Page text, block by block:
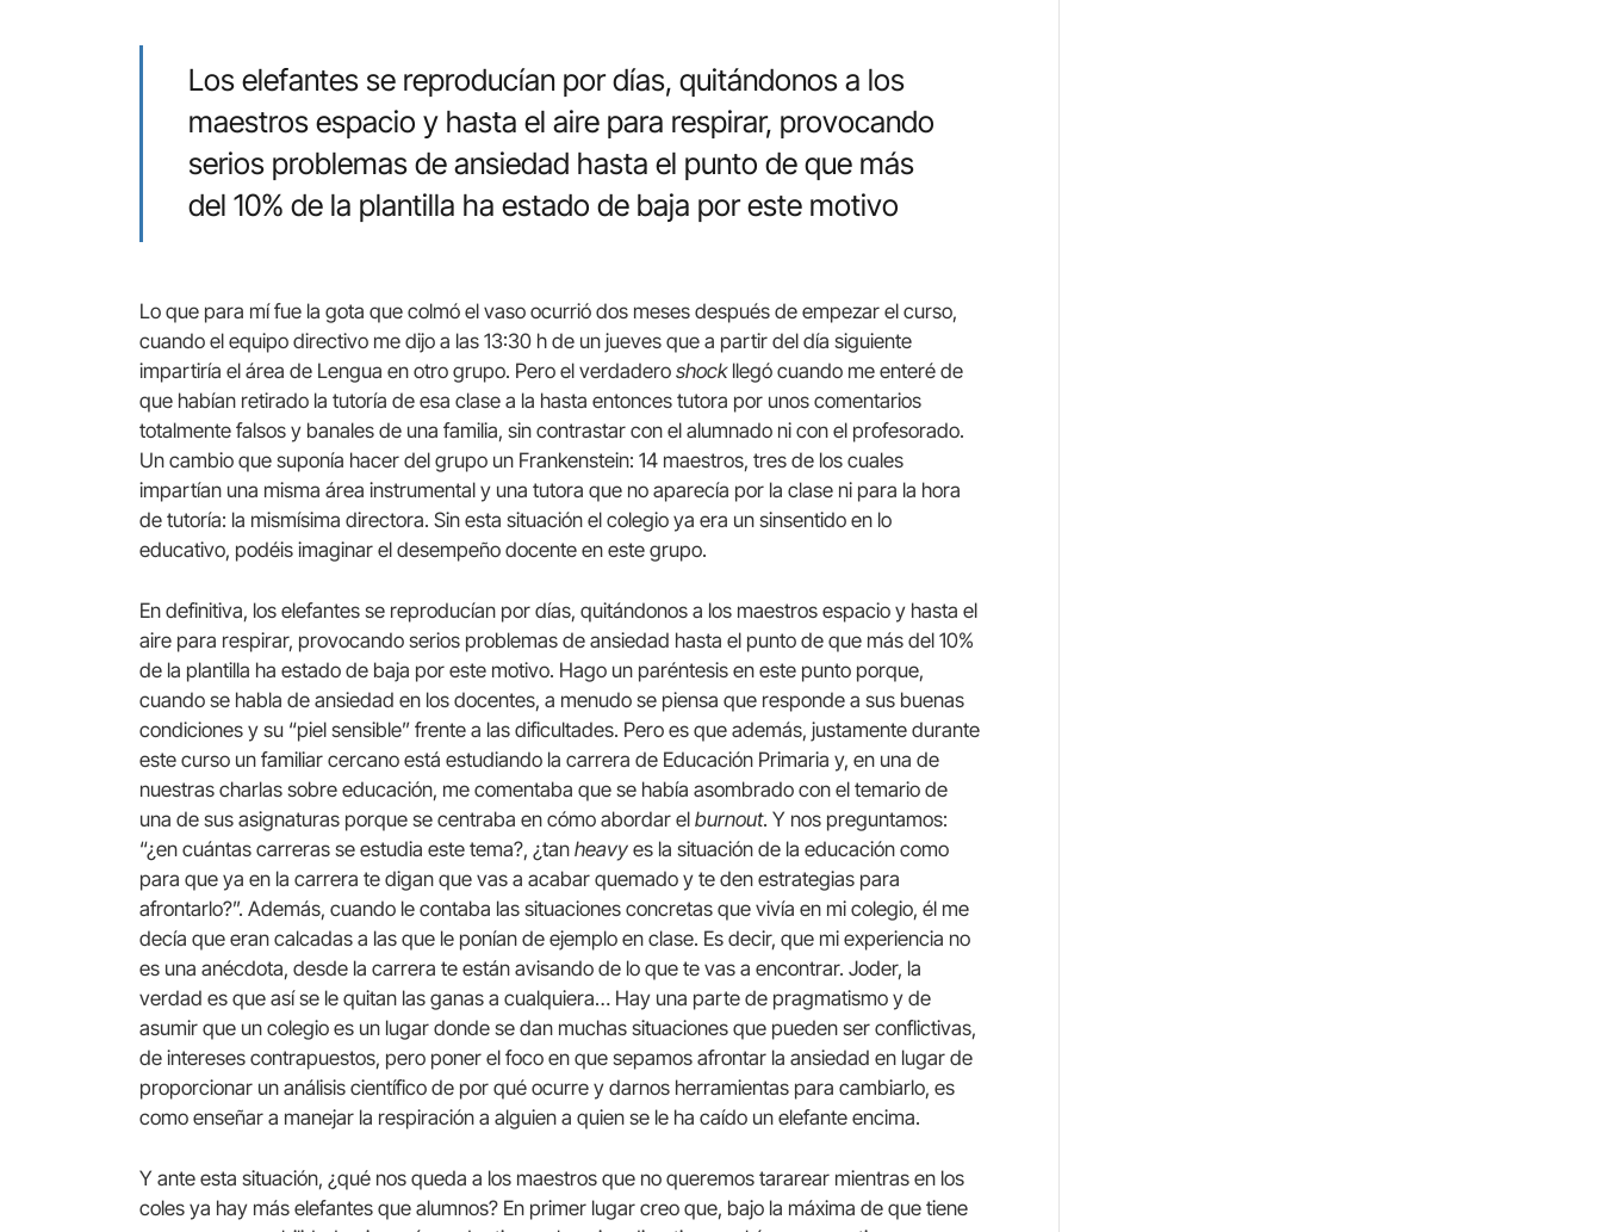
Los elefantes se reproducían por días, quitándonos a los
maestros espacio y hasta el aire para respirar, provocando
serios problemas de ansiedad hasta el punto de que más
del 10% de la plantilla ha estado de baja por este motivo
Lo que para mí fue la gota que colmó el vaso ocurrió dos meses después de empezar el curso,
cuando el equipo directivo me dijo a las 13:30 h de un jueves que a partir del día siguiente
impartiría el área de Lengua en otro grupo. Pero el verdaderoshockllegó cuando me enteré de
que habían retirado la tutoría de esa clase a la hasta entonces tutora por unos comentarios
totalmente falsos y banales de una familia, sin contrastar con el alumnado ni con el profesorado.
Un cambio que suponía hacer del grupo un Frankenstein: 14 maestros, tres de los cuales
impartían una misma área instrumental y una tutora que no aparecía por la clase ni para la hora
de tutoría: la mismísima directora. Sin esta situación el colegio ya era un sinsentido en lo
educativo, podéis imaginar el desempeño docente en este grupo.
En definitiva, los elefantes se reproducían por días, quitándonos a los maestros espacio y hasta el
aire para respirar, provocando serios problemas de ansiedad hasta el punto de que más del 10%
de la plantilla ha estado de baja por este motivo. Hago un paréntesis en este punto porque,
cuando se habla de ansiedad en los docentes, a menudo se piensa que responde a sus buenas
condiciones y su “piel sensible” frente a las dificultades. Pero es que además, justamente durante
este curso un familiar cercano está estudiando la carrera de Educación Primaria y, en una de
nuestras charlas sobre educación, me comentaba que se había asombrado con el temario de
una de sus asignaturas porque se centraba en cómo abordar elburnout. Y nos preguntamos:
“¿en cuántas carreras se estudia este tema?, ¿tanheavy es la situación de la educación como
para que ya en la carrera te digan que vas a acabar quemado y te den estrategias para
afrontarlo?”. Además, cuando le contaba las situaciones concretas que vivía en mi colegio, él me
decía que eran calcadas a las que le ponían de ejemplo en clase. Es decir, que mi experiencia no
es una anécdota, desde la carrera te están avisando de lo que te vas a encontrar. Joder, la
verdad es que así se le quitan las ganas a cualquiera… Hay una parte de pragmatismo y de
asumir que un colegio es un lugar donde se dan muchas situaciones que pueden ser conflictivas,
de intereses contrapuestos, pero poner el foco en que sepamos afrontar la ansiedad en lugar de
proporcionar un análisis científico de por qué ocurre y darnos herramientas para cambiarlo, es
como enseñar a manejar la respiración a alguien a quien se le ha caído un elefante encima.
Y ante esta situación, ¿qué nos queda a los maestros que no queremos tararear mientras en los
coles ya hay más elefantes que alumnos? En primer lugar creo que, bajo la máxima de que tiene